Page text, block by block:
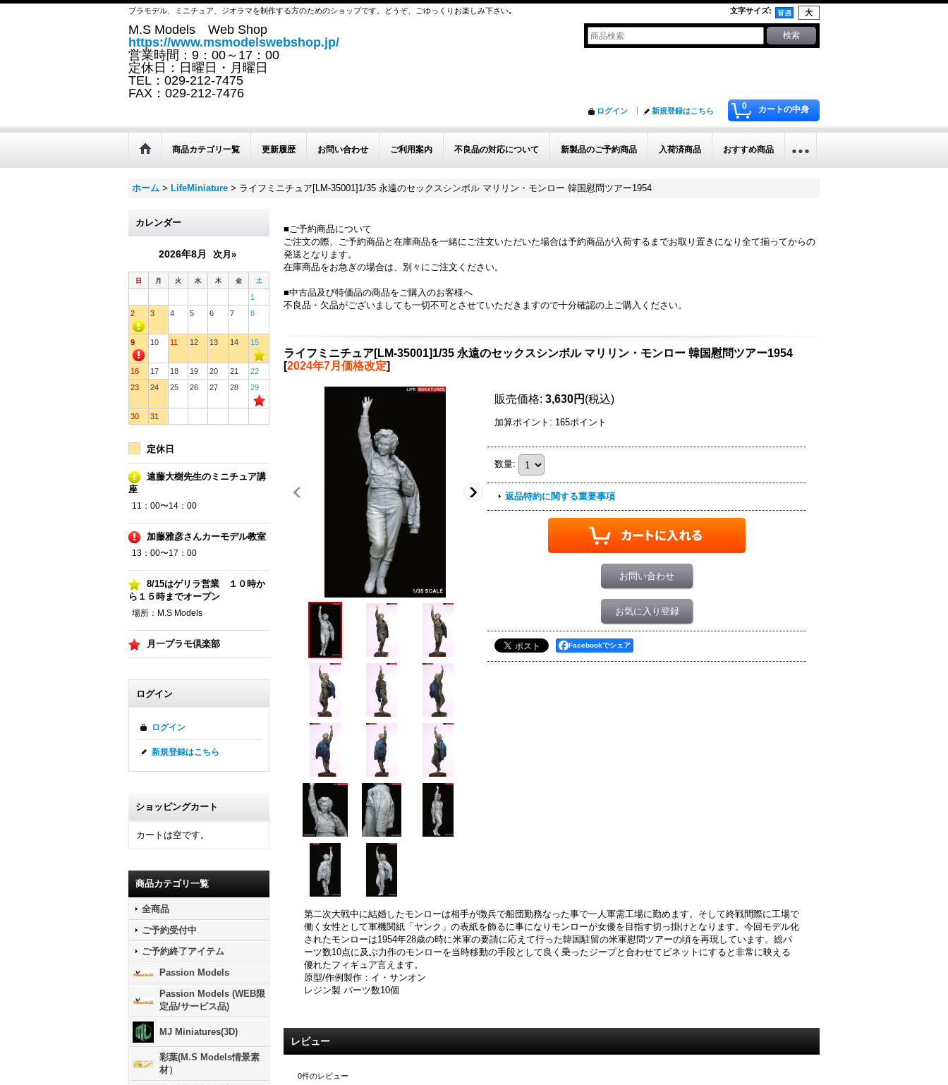
プラモデル、ミニチュア、ジオラマを制作する方のためのショップです。どうぞ、ごゆっくりお楽しみ下さい｡ 文字サイズ:
M.S Models Web Shop
https://www.msmodelswebshop.jp/
営業時間：9：00～17：00
定休日：日曜日・月曜日
TEL：029-212-7475
FAX：029-212-7476
0 カートの中身
ログイン 新規登録はこちら
商品カテゴリ一覧 更新履歴 お問い合わせ ご利用案内 不良品の対応について 新製品のご予約商品 入荷済商品 おすすめ商品
ホーム > LifeMiniature > ライフミニチュア[LM-35001]1/35 永遠のセックスシンボル マリリン・モンロー 韓国慰問ツアー1954
カレンダー
2026年8月 次月»
日 月 火 水 木 金 土
1
2
3 4 5 6 7 8
9 10 11 12 13 14 15
16 17 18 19 20 21
22
23
24 25 26 27 28 29
30 31
定休日
遠藤大樹先生のミニチュア講
座
11：00〜14：00
加藤雅彦さんカーモデル教室
13：00〜17：00
8/15はゲリラ営業 １０時か
ら１５時までオープン
場所：M.S Models
月一プラモ倶楽部
ログイン
ログイン
新規登録はこちら
ショッピングカート
カートは空です。
商品カテゴリ一覧
全商品
ご予約受付中
ご予約終了アイテム
Passion Models
Passion Models (WEB限
定品/サービス品)
MJ Miniatures(3D)
彩葉(M.S Models情景素
材）
■ご予約商品について
ご注文の際、ご予約商品と在庫商品を一緒にご注文いただいた場合は予約商品が入荷するまでお取り置きになり全て揃ってからの
発送となります。
在庫商品をお急ぎの場合は、別々にご注文ください。
■中古品及び特価品の商品をご購入のお客様へ
不良品・欠品がございましても一切不可とさせていただきますので十分確認の上ご購入ください。
ライフミニチュア[LM-35001]1/35 永遠のセックスシンボル マリリン・モンロー 韓国慰問ツアー1954
[2024年7月価格改定]
販売価格: 3,630円 (税込)
加算ポイント: 165ポイント
数量:
返品特約に関する重要事項
お問い合わせ
お気に入り登録
Facebookでシェア
第二次大戦中に結婚したモンローは相手が徴兵で船団勤務なった事で一人軍需工場に勤めます。そして終戦間際に工場で
働く女性として軍機関紙「ヤンク」の表紙を飾るに事になりモンローが女優を目指す切っ掛けとなります。今回モデル化
されたモンローは1954年28歳の時に米軍の要請に応えて行った韓国駐留の米軍慰問ツアーの頃を再現しています。総パ
ーツ数10点に及ぶ力作のモンローを当時移動の手段として良く乗ったジープと合わせてビネットにすると非常に映える
優れたフィギュア言えます。
原型/作例製作：イ・サンオン
レジン製 パーツ数10個
レビュー
0件のレビュー